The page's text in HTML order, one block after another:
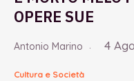
OPERE SUE
Antonio Marino 4
Cultura e Società